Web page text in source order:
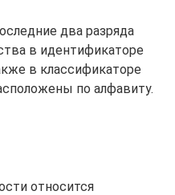
два разряда
в идентификаторе
в классификаторе
по алфавиту.
относится